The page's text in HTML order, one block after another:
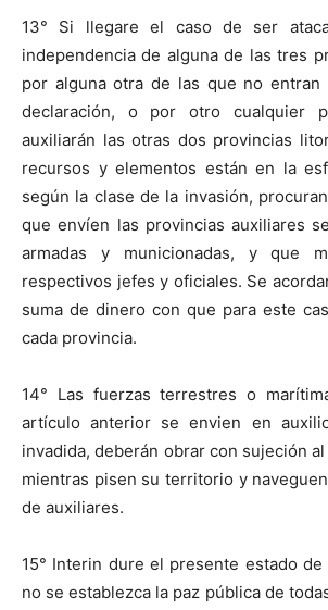
13° Si llegare el caso de ser
independencia de alguna de las tres
por alguna otra de las que no
declaración, o por otro cualquier
auxiliarán las otras dos provincias
recursos y elementos están en la
según la clase de la invasión,
que envíen las provincias auxiliares
armadas y municionadas, y que
respectivos jefes y oficiales. Se
suma de dinero con que para este
cada provincia.
14° Las fuerzas terrestres o
artículo anterior se envien en
invadida, deberán obrar con sujeción
mientras pisen su territorio y
de auxiliares.
15° Interin dure el presente estado de
no se establezca la paz pública de